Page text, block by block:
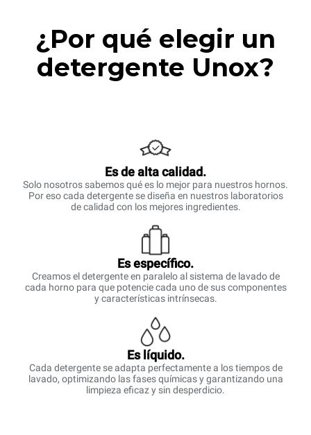
¿Por qué elegir un
detergente Unox?
Es de alta calidad.
Solo nosotros sabemos qué es lo mejor para nuestros hornos.
Por eso cada detergente se diseña en nuestros laboratorios
de calidad con los mejores ingredientes.
Es específico.
Creamos el detergente en paralelo al sistema de lavado de
cada horno para que potencie cada uno de sus componentes
y características intrínsecas.
Es líquido.
Cada detergente se adapta perfectamente a los tiempos de
lavado, optimizando las fases químicas y garantizando una
limpieza eficaz y sin desperdicio.